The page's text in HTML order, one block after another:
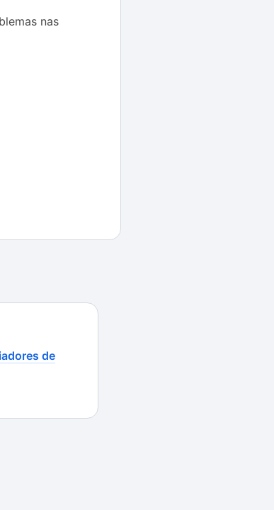
que traz claras
Microsoft Office,
ao seu
organização dos seus
a suas
adaptadas para o
a sua experiência
operação seguindo o
as ferramentas
pela
ou
recursos do
o processador não
nas
de